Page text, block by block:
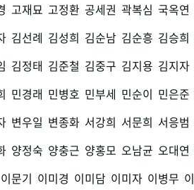
고재묘 고정환 공세권 곽복심 국옥연
김선례 김성희 김순남 김순흥 김승희
김정태 김준철 김중구 김지용 김지자
민경래 민병호 민부세 민순이 민은준
변우일 변종화 서강희 서문희 서응범
양정숙 양충근 양홍모 오남균 오대연
이문기 이미경 이미담 이미자 이병무